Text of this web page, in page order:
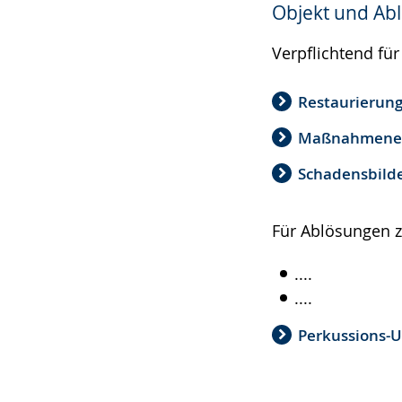
Objekt und
Verpflichtend für
Für Ablösungen
....
....
Perkussions-
wechseln.
Deutscher
wird
angezeigt.